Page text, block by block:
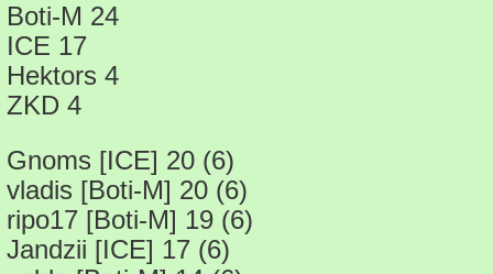
Boti-M 24
ICE 17
Hektors 4
ZKD 4
Gnoms [ICE] 20 (6)
vladis [Boti-M] 20 (6)
ripo17 [Boti-M] 19 (6)
Jandzii [ICE] 17 (6)